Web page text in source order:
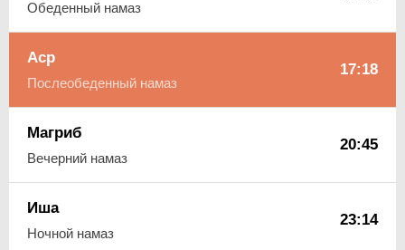
Обеденный намаз
Аср
Послеобеденный намаз
17:18
Магриб
Вечерний намаз
20:45
Иша
Ночной намаз
23:14